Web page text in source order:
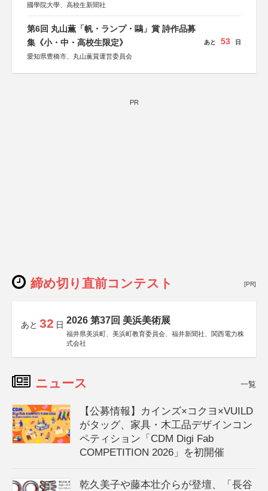
國學院大學、高校生新聞社
第6回 丸山薫「帆・ランプ・鷗」賞 詩作品募
集《小・中・高校生限定》
愛知県豊橋市、丸山薫賞運営委員会
あと 53 日
PR
締め切り直前コンテスト [PR]
あと 32 日 2026 第37回 美浜美術展
福井県美浜町、美浜町教育委員会、福井新聞社、関西電力株
式会社
ニュース 一覧
【公募情報】カインズ×コクヨ×VUILD
がタッグ、家具・木工品デザインコン
ペティション「CDM Digi Fab
COMPETITION 2026」を初開催
乾久美子や藤本壮介らが登壇、「長谷